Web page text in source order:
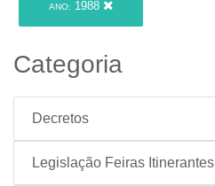
ANO: 1988
Categoria
Decretos
Legislação Feiras Itinerantes